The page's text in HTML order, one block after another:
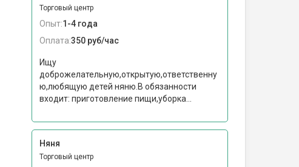
Торговый центр
Опыт:1-4 года
Оплата:350 руб/час
Ищу
доброжелательную,открытую,ответственну
ю,любящую детей няню.В обязанности
входит: приготовление пищи,уборка...
Няня
Торговый центр